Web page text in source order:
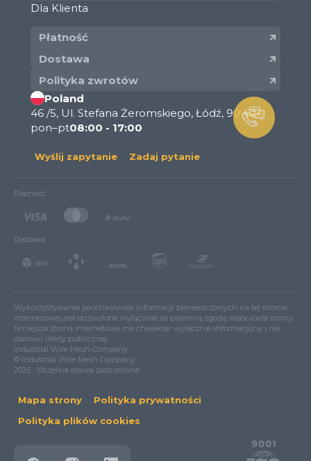
Dla Klienta
Płatność
Dostawa
Polityka zwrotów
Poland
46 /5, Ul. Stefana Żeromskiego, Łódź, 90-626
pon–pt08:00 - 17:00
Wyślij zapytanie Zadaj pytanie
Płatność
Dostawa
Wykorzystywanie jakichkolwiek informacji zamieszczonych na tej stronie
internetowej jest dozwolone wyłącznie za pisemną zgodą właściciela strony.
Niniejsza strona internetowa ma charakter wyłącznie informacyjny i nie
stanowi oferty publicznej.
Industrial Wire Mesh Company.
© Industrial Wire Mesh Company.
2025 . Wszelkie prawa zastrzeżone.
Mapa strony
Polityka prywatności
Polityka plików cookies